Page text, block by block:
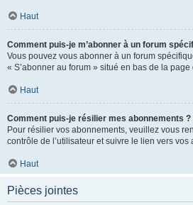
Haut
Comment puis-je m’abonner à un forum
Vous pouvez vous abonner à un forum
« S’abonner au forum » situé en bas de la page
Haut
Comment puis-je résilier mes abonnements ?
Pour résilier vos abonnements, veuillez vous
contrôle de l’utilisateur et suivre le lien vers vos
Haut
Pièces jointes